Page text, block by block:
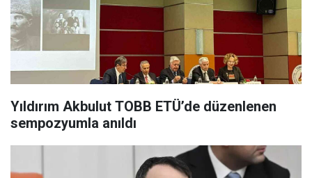
Yıldırım Akbulut TOBB ETÜ’de düzenlenen
sempozyumla anıldı